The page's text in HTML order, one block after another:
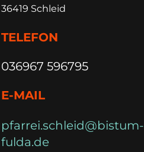
36419 Schleid
TELEFON
036967 596795
E-MAIL
pfarrei.schleid@bistum-
fulda.de